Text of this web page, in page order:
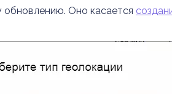
обновлению. Оно касается